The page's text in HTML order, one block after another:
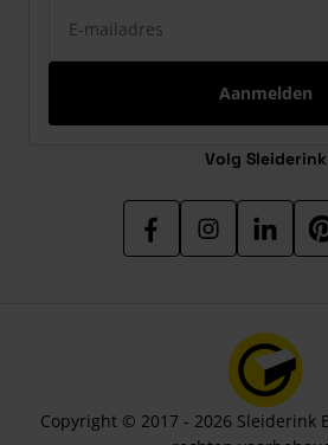
Aanmelden
Volg Sleiderink
Copyright © 2017 - 2026 Sleiderink